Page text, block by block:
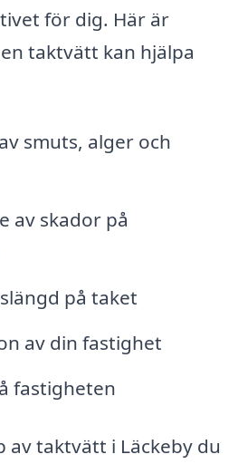
för dig. Här är
taktvätt kan hjälpa
smuts, alger och
av skador på
på taket
av din fastighet
fastigheten
av taktvätt i Läckeby du